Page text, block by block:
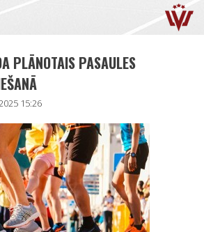
PLĀNOTAIS PASAULES
15:26